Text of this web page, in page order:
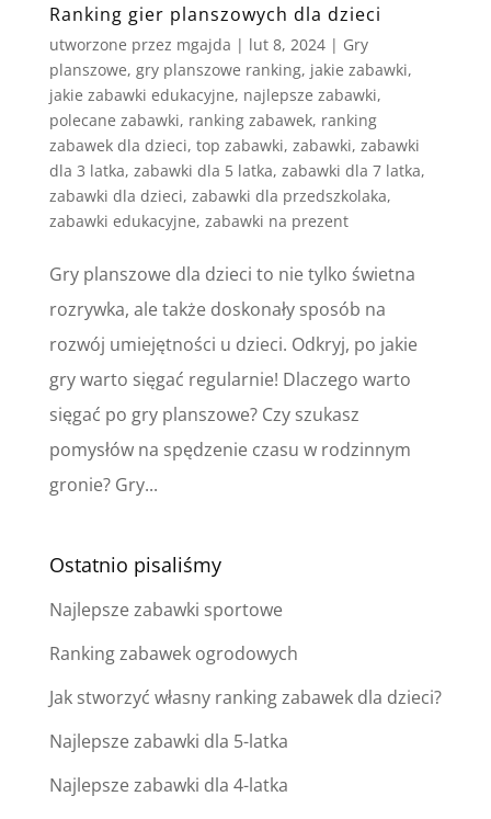
Ranking gier planszowych dla dzieci
utworzone przez mgajda | lut 8, 2024| Gry
planszowe, gry planszowe ranking, jakie zabawki,
jakie zabawki edukacyjne, najlepsze zabawki,
polecane zabawki, ranking zabawek, ranking
zabawek dla dzieci, top zabawki, zabawki, zabawki
dla 3 latka, zabawki dla 5 latka, zabawki dla 7 latka,
zabawki dla dzieci, zabawki dla przedszkolaka,
zabawki edukacyjne, zabawki na prezent
Gry planszowe dla dzieci to nie tylko świetna
rozrywka, ale także doskonały sposób na
rozwój umiejętności u dzieci. Odkryj, po jakie
gry warto sięgać regularnie! Dlaczego warto
sięgać po gry planszowe? Czy szukasz
pomysłów na spędzenie czasu w rodzinnym
gronie? Gry...
Ostatnio pisaliśmy
Najlepsze zabawki sportowe
Ranking zabawek ogrodowych
Jak stworzyć własny ranking zabawek dla dzieci?
Najlepsze zabawki dla 5-latka
Najlepsze zabawki dla 4-latka